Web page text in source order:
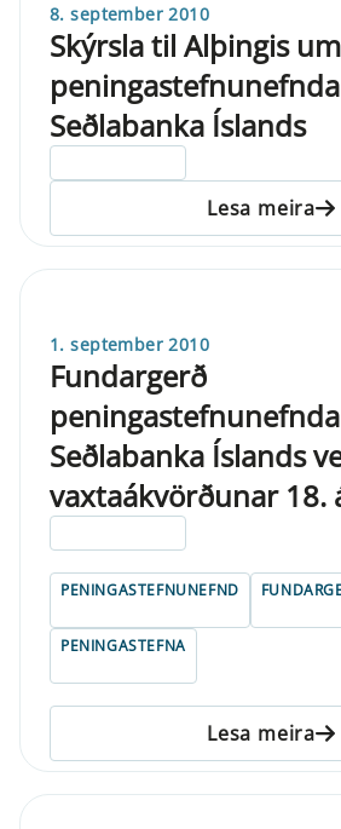
8. september 2010
Skýrsla til Alþingis
Seðlabanka Íslands
Lesa meira
1. september 2010
Fundargerð
Seðlabanka Íslands
vaxtaákvörðunar 18.
PENINGASTEFNUNEFND
PENINGASTEFNA
Lesa meira